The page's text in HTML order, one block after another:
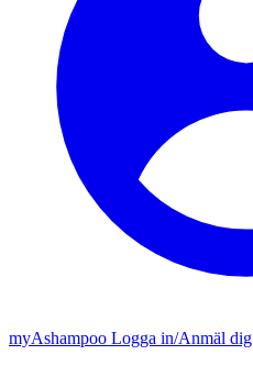
myAshampoo Logga in/Anmäl dig